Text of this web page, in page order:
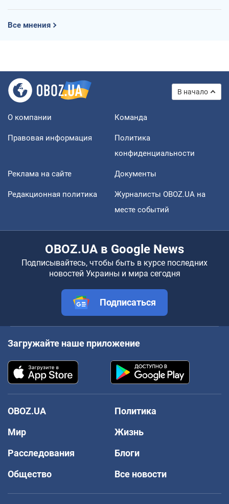
Все мнения
В начало
О компании Команда
Правовая информация
Политика
конфиденциальности
Реклама на сайте Документы
Редакционная политика
Журналисты OBOZ.UA на
месте событий
OBOZ.UA в Google News
Подписывайтесь, чтобы быть в курсе последних
новостей Украины и мира сегодня
Подписаться
Загружайте наше приложение
OBOZ.UA
Политика
Мир
Жизнь
Расследования
Блоги
Общество
Все новости